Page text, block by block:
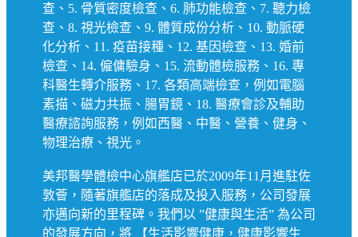
查、5. 骨質密度檢查、6. 肺功能檢查、7. 聽力檢
查、8. 視光檢查、9. 體質成份分析、10. 動脈硬
化分析、11. 疫苗接種、12. 基因檢查、13. 婚前
檢查、14. 僱傭驗身、15. 流動體檢服務、16. 專
科醫生轉介服務、17. 各類高端檢查，例如電腦
素描、磁力共振、腸胃鏡、18. 醫療會診及輔助
醫療諮詢服務，例如西醫、中醫、營養、健身、
物理治療、視光。
美邦醫學體檢中心旗艦店已於2009年11月進駐佐
敦薈，隨著旗艦店的落成及投入服務，公司發展
亦邁向新的里程碑。我們以 ”健康與生活” 為公司
的發展方向，將 【生活影響健康，健康影響生